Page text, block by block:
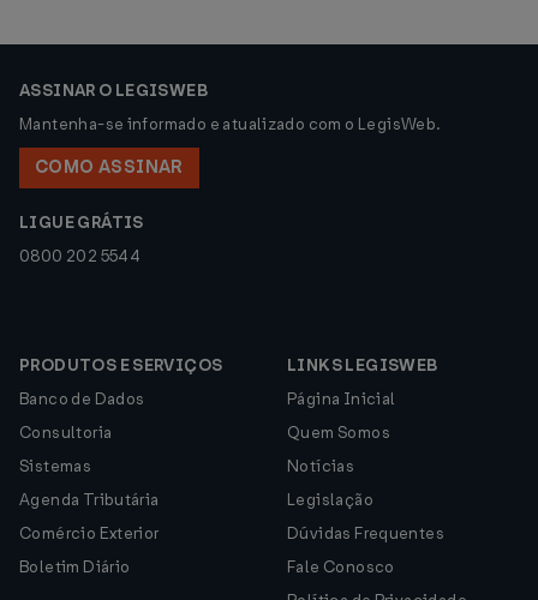
ASSINAR O LEGISWEB
Mantenha-se informado e atualizado com o LegisWeb.
COMO ASSINAR
LIGUE GRÁTIS
0800 202 5544
PRODUTOS E SERVIÇOS
Banco de Dados
Consultoria
Sistemas
Agenda Tributária
Comércio Exterior
Boletim Diário
LINKS LEGISWEB
Página Inicial
Quem Somos
Notícias
Legislação
Dúvidas Frequentes
Fale Conosco